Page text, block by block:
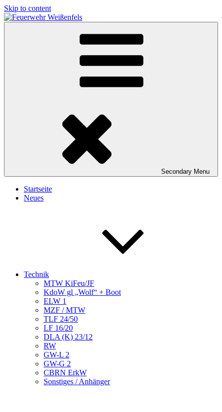
Skip to content
Freiwillige Feuerwehr Weißenfels
Secondary Menu
Startseite
Neues
Technik
MTW KiFeu/JF
KdoW gl „Wolf“ + Boot
ELW 1
MZF / MTW
TLF 24/50
LF 16/20
DLA (K) 23/12
RW
GW-L 2
GW-G 2
CBRN ErkW
Sonstiges / Anhänger